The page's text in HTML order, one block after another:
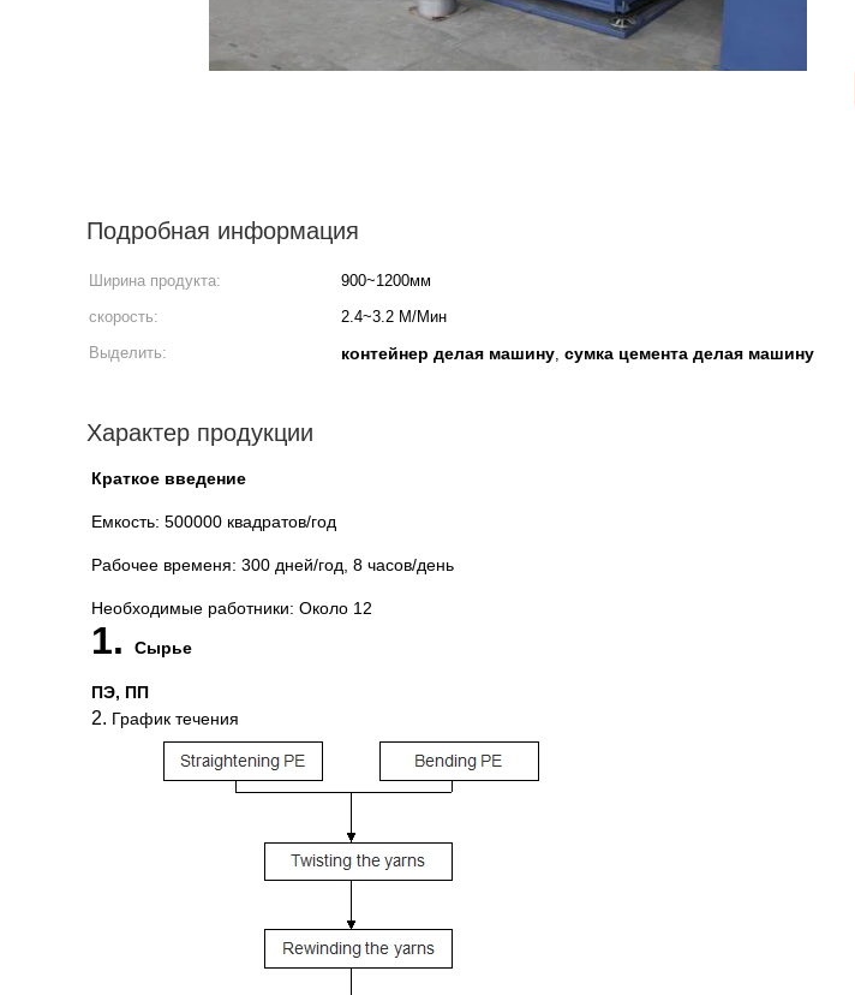
Подробная информация
Ширина продукта: 900~1200мм
скорость:
2.4~3.2 М/Мин
Выделить:
контейнер делая машину, сумка цемента делая машину
Характер продукции
Краткое введение
Емкость: 500000 квадратов/год
Рабочее временя: 300 дней/год, 8 часов/день
Необходимые работники: Около 12
1. Сырье
ПЭ, ПП
2. График течения